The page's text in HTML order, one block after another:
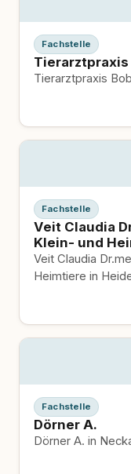
Fachstelle
Tierarztpraxis
Tierarztpraxis
Fachstelle
Veit Claudia
Klein- und
Veit Claudia
Heimtiere in
Fachstelle
Dörner A.
Dörner A. in